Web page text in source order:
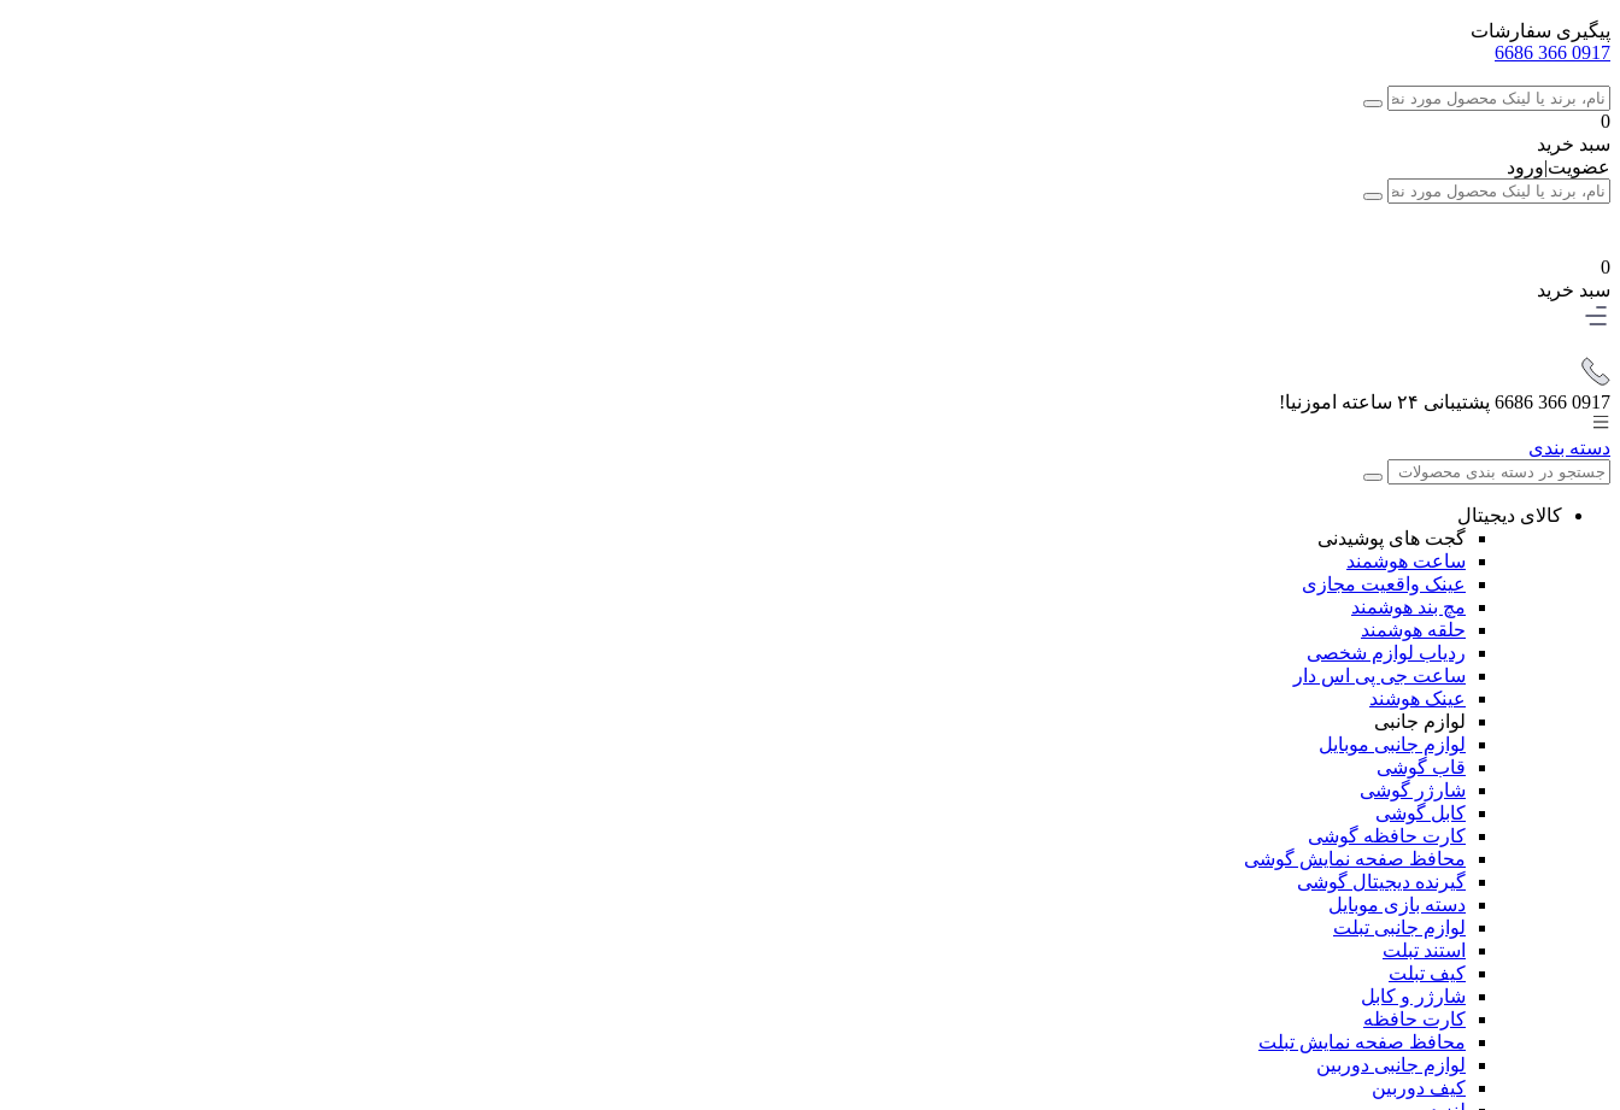
پیگیری سفارشات
0917 366 6686
0
سبد خرید
عضویت|ورود
0
سبد خرید
0917 366 6686 پشتیبانی ۲۴ ساعته اموزنیا!
دسته بندی
کالای دیجیتال
گجت های پوشیدنی
ساعت هوشمند
عینک واقعیت مجازی
مچ بند هوشمند
حلقه هوشمند
ردیاب لوازم شخصی
ساعت جی پی اس دار
عینک هوشند
لوازم جانبی
لوازم جانبی موبایل
قاب گوشی
شارژر گوشی
کابل گوشی
کارت حافظه گوشی
محافظ صفحه نمایش گوشی
گیرنده دیجیتال گوشی
دسته بازی موبایل
لوازم جانبی تبلت
استند تبلت
کیف تبلت
شارژر و کابل
کارت حافظه
محافظ صفحه نمایش تبلت
لوازم جانبی دوربین
کیف دوربین